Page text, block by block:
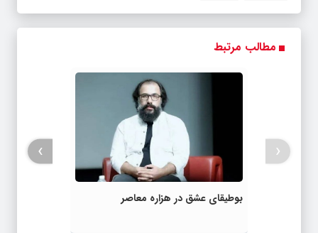
مطالب مرتبط
بوطیقای عشق در هزاره معاصر
‹
›